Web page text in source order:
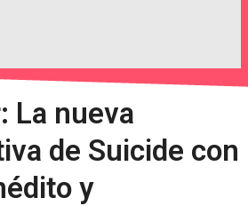
La nueva
de Suicide con
y